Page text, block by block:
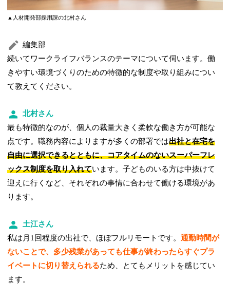
▲人材開発部採用課の北村さん
編集部
続いてワークライフバランスのテーマについて伺います。働
きやすい環境づくりのための特徴的な制度や取り組みについ
て教えてください。
北村さん
最も特徴的なのが、個人の裁量大きく柔軟な働き方が可能な
点です。職務内容によりますが多くの部署では出社と在宅を
自由に選択できるとともに、コアタイムのないスーパーフレ
ックス制度を取り入れています。子どものいる方は中抜けて
迎えに行くなど、それぞれの事情に合わせて働ける環境があ
ります。
土江さん
私は月1回程度の出社で、ほぼフルリモートです。通勤時間が
ないことで、多少残業があっても仕事が終わったらすぐプラ
イベートに切り替えられるため、とてもメリットを感じてい
ます。